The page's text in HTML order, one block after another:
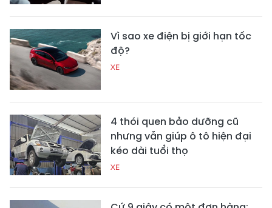
Vì sao xe điện bị giới hạn tốc
độ?
XE
4 thói quen bảo dưỡng cũ
nhưng vẫn giúp ô tô hiện đại
kéo dài tuổi thọ
XE